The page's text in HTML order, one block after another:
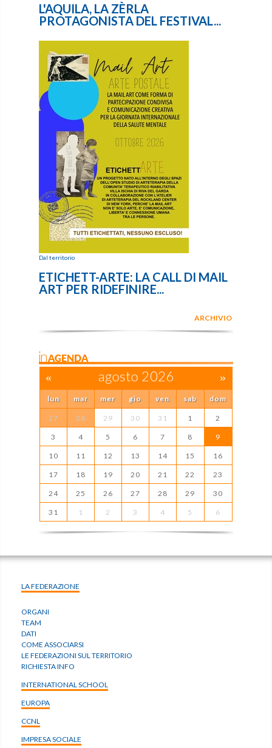
L'AQUILA, LA ZÈRLA
PROTAGONISTA DEL FESTIVAL...
Dal territorio
ETICHETT-ARTE: LA CALL DI MAIL
ART PER RIDEFINIRE...
ARCHIVIO
inAGENDA
« agosto 2026 »
lun mar mer gio ven sab dom
27 28 29 30 31 1 2
3 4 5 6 7 8 9
10 11 12 13 14 15 16
17 18 19 20 21 22 23
24 25 26 27 28 29 30
31 1 2 3 4 5 6
LA FEDERAZIONE
ORGANI
TEAM
DATI
COME ASSOCIARSI
LE FEDERAZIONI SUL TERRITORIO
RICHIESTA INFO
INTERNATIONAL SCHOOL
EUROPA
CCNL
IMPRESA SOCIALE